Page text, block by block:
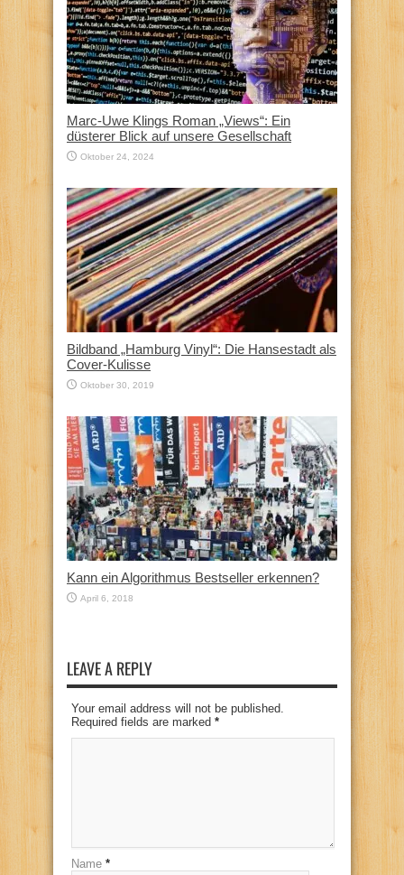
Marc-Uwe Klings Roman „Views“: Ein
düsterer Blick auf unsere Gesellschaft
Oktober 24, 2024
Bildband „Hamburg Vinyl“: Die Hansestadt als
Cover-Kulisse
Oktober 30, 2019
Kann ein Algorithmus Bestseller erkennen?
April 6, 2018
LEAVE A REPLY
Your email address will not be published.
Required fields are marked *
Name *